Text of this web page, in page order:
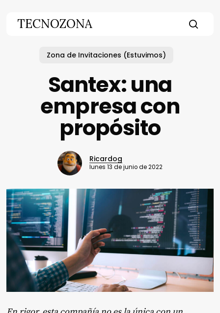
TECNOZONA
Zona de Invitaciones (Estuvimos)
Santex: una
empresa con
propósito
Ricardog
lunes 13 de junio de 2022